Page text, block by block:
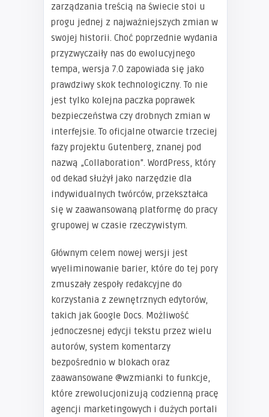
zarządzania treścią na świecie stoi u
progu jednej z najważniejszych zmian w
swojej historii. Choć poprzednie wydania
przyzwyczaiły nas do ewolucyjnego
tempa, wersja 7.0 zapowiada się jako
prawdziwy skok technologiczny. To nie
jest tylko kolejna paczka poprawek
bezpieczeństwa czy drobnych zmian w
interfejsie. To oficjalne otwarcie trzeciej
fazy projektu Gutenberg, znanej pod
nazwą „Collaboration”. WordPress, który
od dekad służył jako narzędzie dla
indywidualnych twórców, przekształca
się w zaawansowaną platformę do pracy
grupowej w czasie rzeczywistym.
Głównym celem nowej wersji jest
wyeliminowanie barier, które do tej pory
zmuszały zespoły redakcyjne do
korzystania z zewnętrznych edytorów,
takich jak Google Docs. Możliwość
jednoczesnej edycji tekstu przez wielu
autorów, system komentarzy
bezpośrednio w blokach oraz
zaawansowane @wzmianki to funkcje,
które zrewolucjonizują codzienną pracę
agencji marketingowych i dużych portali